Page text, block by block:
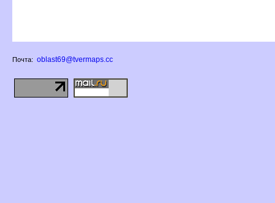
Почта: oblast69@tvermaps.cc